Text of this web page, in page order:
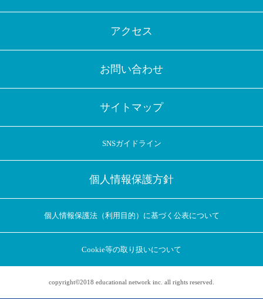
アクセス
お問い合わせ
サイトマップ
SNSガイドライン
個人情報保護方針
個人情報保護法（利用目的）に基づく公表について
Cookie等の取り扱いについて
copyright©2018 educational network inc. all rights reserved.